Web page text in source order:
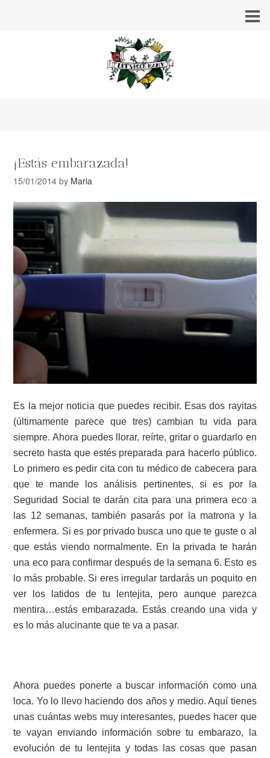
¡Estás embarazada!
15/01/2014 by Maria
Es la mejor noticia que puedes recibir. Esas dos rayitas
(últimamente parece que tres) cambian tu vida para
siempre. Ahora puedes llorar, reírte, gritar o guardarlo en
secreto hasta que estés preparada para hacerlo público.
Lo primero es pedir cita con tu médico de cabecera para
que te mande los análisis pertinentes, si es por la
Seguridad Social te darán cita para una primera eco a
las 12 semanas, también pasarás por la matrona y la
enfermera. Si es por privado busca uno que te guste o al
que estás viendo normalmente. En la privada te harán
una eco para confirmar después de la semana 6. Esto es
lo más probable. Si eres irregular tardarás un poquito en
ver los latidos de tu lentejita, pero aunque parezca
mentira…estás embarazada. Estás creando una vida y
es lo más alucinante que te va a pasar.
Ahora puedes ponerte a buscar información como una
loca. Yo lo llevo haciendo dos años y medio. Aquí tienes
unas cuántas webs muy interesantes, puedes hacer que
te vayan enviando información sobre tu embarazo, la
evolución de tu lentejita y todas las cosas que pasan